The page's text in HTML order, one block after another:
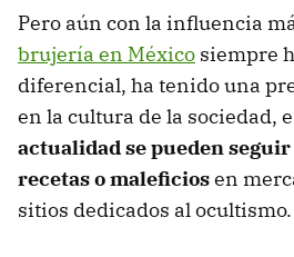
Pero aún con la influencia
brujería en México siempre
diferencial, ha tenido una
en la cultura de la sociedad,
actualidad se pueden
recetas o maleficiosen
sitios dedicados al ocultismo.